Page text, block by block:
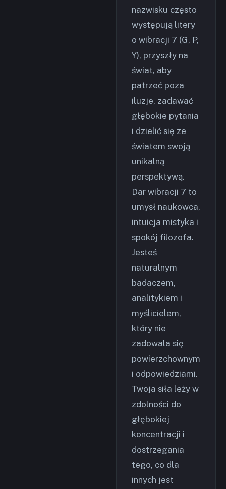
nazwisku często
występują litery
o wibracji 7 (G, P,
Y), przyszły na
świat, aby
patrzeć poza
iluzje, zadawać
głębokie pytania
i dzielić się ze
światem swoją
unikalną
perspektywą.
Dar wibracji 7 to
umysł naukowca,
intuicja mistyka i
spokój filozofa.
Jesteś
naturalnym
badaczem,
analitykiem i
myślicielem,
który nie
zadowala się
powierzchownym
i odpowiedziami.
Twoja siła leży w
zdolności do
głębokiej
koncentracji i
dostrzegania
tego, co dla
innych jest